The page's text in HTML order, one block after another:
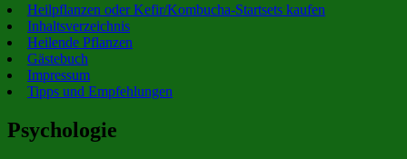
Heilpflanzen oder Kefir/Kombucha-Startsets kaufen
Inhaltsverzeichnis
Heilende Pflanzen
Gästebuch
Impressum
Tipps und Empfehlungen
Psychologie